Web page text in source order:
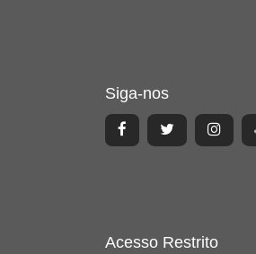
Siga-nos
Acesso Restrito